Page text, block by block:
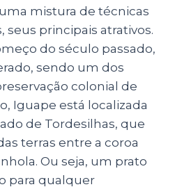
mistura de técnicas
seus principais atrativos.
do século passado,
sendo um dos
colonial de
Iguape está localizada
de Tordesilhas, que
terras entre a coroa
Ou seja, um prato
para qualquer